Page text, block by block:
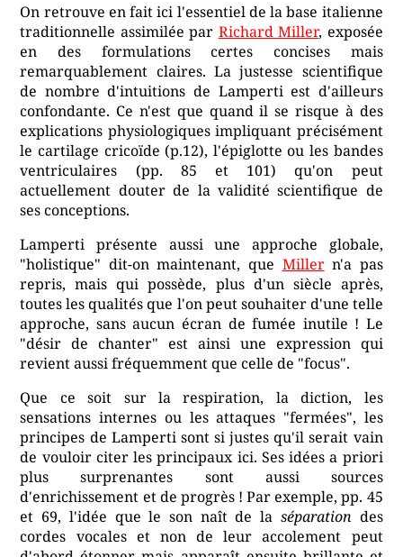
On retrouve en fait ici l'essentiel de la base italienne
traditionnelle assimilée par Richard Miller, exposée
en des formulations certes concises mais
remarquablement claires. La justesse scientifique
de nombre d'intuitions de Lamperti est d'ailleurs
confondante. Ce n'est que quand il se risque à des
explications physiologiques impliquant précisément
le cartilage cricoïde (p.12), l'épiglotte ou les bandes
ventriculaires (pp. 85 et 101) qu'on peut
actuellement douter de la validité scientifique de
ses conceptions.
Lamperti présente aussi une approche globale,
"holistique" dit-on maintenant, que Millern'a pas
repris, mais qui possède, plus d'un siècle après,
toutes les qualités que l'on peut souhaiter d'une telle
approche, sans aucun écran de fumée inutile ! Le
"désir de chanter" est ainsi une expression qui
revient aussi fréquemment que celle de "focus".
Que ce soit sur la respiration, la diction, les
sensations internes ou les attaques "fermées", les
principes de Lamperti sont si justes qu'il serait vain
de vouloir citer les principaux ici. Ses idées a priori
plus surprenantes sont aussi sources
d'enrichissement et de progrès ! Par exemple, pp. 45
et 69, l'idée que le son naît de la séparationdes
cordes vocales et non de leur accolement peut